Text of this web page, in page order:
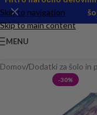
Skip to navigation
Skip to main content
MENU
Domov Dodatki za šolo in
-30%